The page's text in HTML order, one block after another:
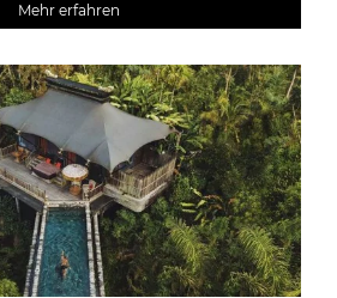
Mehr erfahren